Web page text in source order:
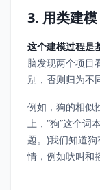
3. 用类建模
这个建模过程是
脑发现两个项目
别，否则归为不
例如，狗的相似
上，“狗”这个词
题。)我们知道
情，例如吠叫和